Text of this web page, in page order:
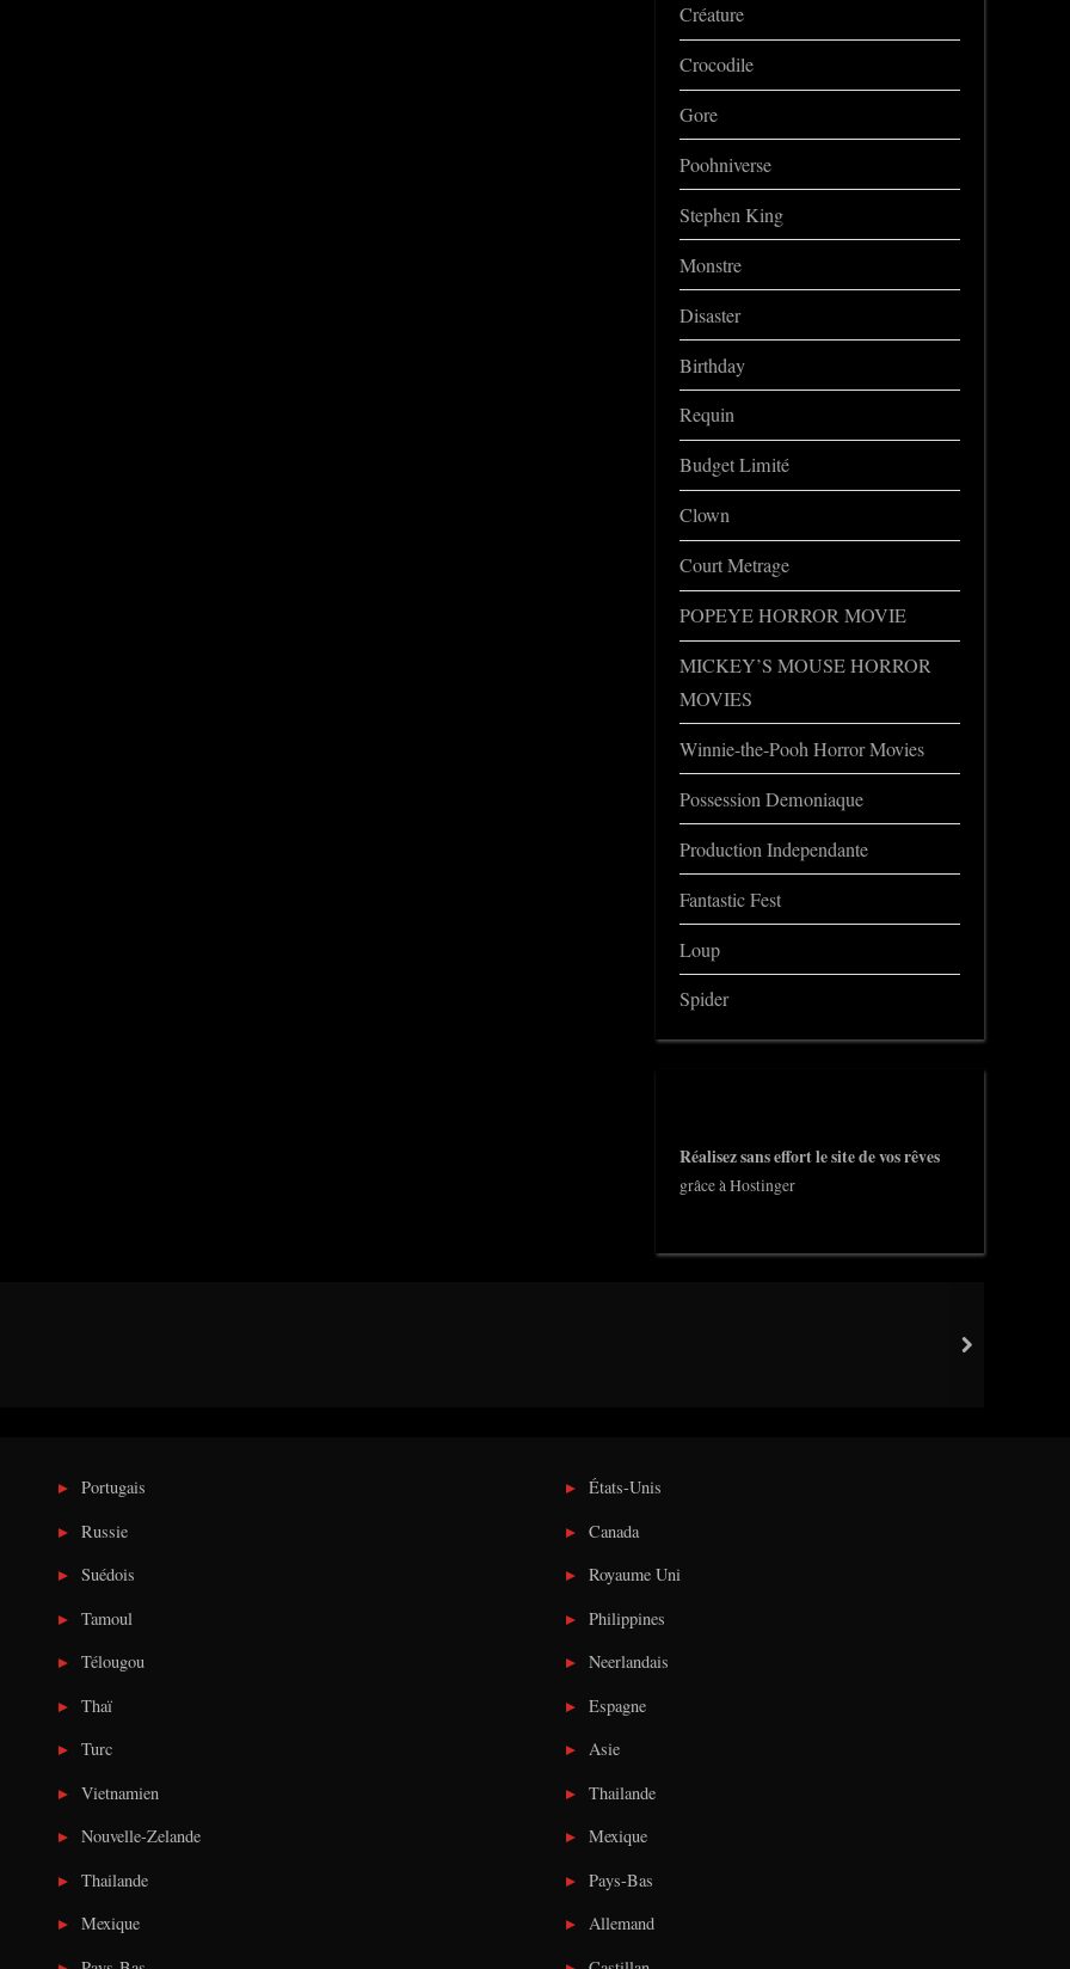
Créature
Crocodile
Gore
Poohniverse
Stephen King
Monstre
Disaster
Birthday
Requin
Budget Limité
Clown
Court Metrage
POPEYE HORROR MOVIE
MICKEY’S MOUSE HORROR
MOVIES
Winnie-the-Pooh Horror Movies
Possession Demoniaque
Production Independante
Fantastic Fest
Loup
Spider
Réalisez sans effort le site de vos rêves
grâce à Hostinger
next
Portugais
Russie
Suédois
Tamoul
Télougou
Thaï
Turc
Vietnamien
Nouvelle-Zelande
Thailande
Mexique
États-Unis
Canada
Royaume Uni
Philippines
Neerlandais
Espagne
Asie
Thailande
Mexique
Pays-Bas
Allemand